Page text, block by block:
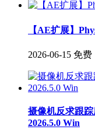
【AE扩展】
2026-06-15 免费
摄像机反求跟
2026.5.0 Win